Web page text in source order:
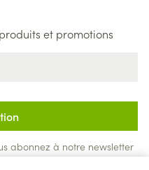
et promotions
abonnez à notre newsletter
.